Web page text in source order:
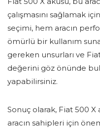
çalışmasını sağlamak
seçimi, hem aracın
ömürlü bir kullanım
gereken unsurları ve
değerini göz önünde
yapabilirsiniz.
Sonuç olarak, Fiat 500
aracın sahipleri için